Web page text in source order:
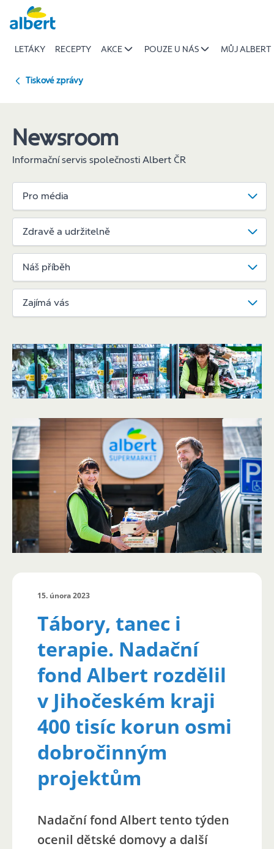
Přeskočit
Tábory,
tanec
terapie
Albert
LETÁKY RECEPTY AKCE POUZE U NÁS MŮJ ALBERT
Tiskové zprávy
Newsroom
Informační servis společnosti Albert ČR
Pro média
Zdravě a udržitelně
Náš příběh
Zajímá vás
15. února 2023
Tábory, tanec i
terapie. Nadační
fond Albert rozdělil
v Jihočeském kraji
400 tisíc korun osmi
dobročinným
projektům
Nadační fond Albert tento týden
ocenil dětské domovy a další